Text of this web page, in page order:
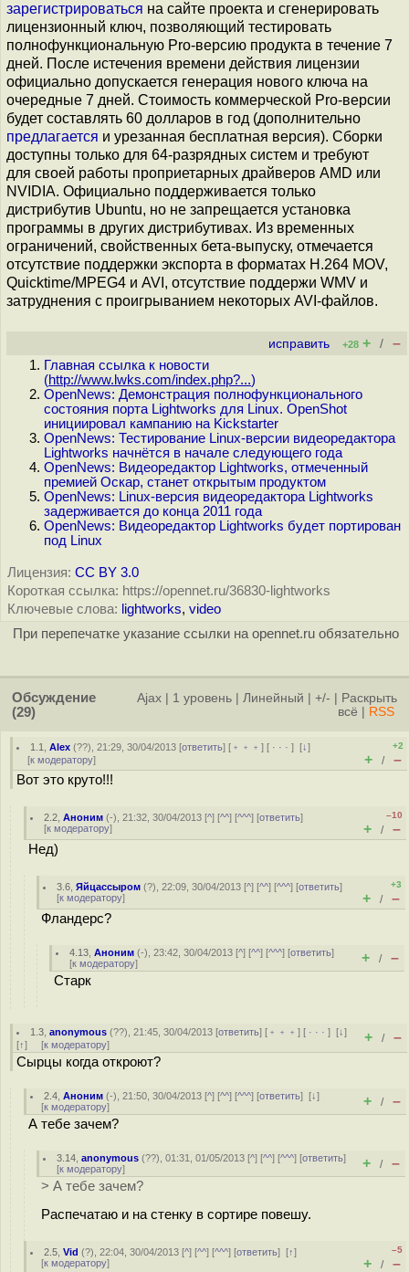
зарегистрироваться на сайте проекта и сгенерировать
лицензионный ключ, позволяющий тестировать
полнофункциональную Pro-версию продукта в течение 7
дней. После истечения времени действия лицензии
официально допускается генерация нового ключа на
очередные 7 дней. Стоимость коммерческой Pro-версии
будет составлять 60 долларов в год (дополнительно
предлагается и урезанная бесплатная версия). Сборки
доступны только для 64-разрядных систем и требуют
для своей работы проприетарных драйверов AMD или
NVIDIA. Официально поддерживается только
дистрибутив Ubuntu, но не запрещается установка
программы в других дистрибутивах. Из временных
ограничений, свойственных бета-выпуску, отмечается
отсутствие поддержки экспорта в форматах H.264 MOV,
Quicktime/MPEG4 и AVI, отсутствие поддержи WMV и
затруднения с проигрыванием некоторых AVI-файлов.
исправить +28 + / –
Главная ссылка к новости
(http://www.lwks.com/index.php?...)
OpenNews: Демонстрация полнофункционального
состояния порта Lightworks для Linux. OpenShot
инициировал кампанию на Kickstarter
OpenNews: Тестирование Linux-версии видеоредактора
Lightworks начнётся в начале следующего года
OpenNews: Видеоредактор Lightworks, отмеченный
премией Оскар, станет открытым продуктом
OpenNews: Linux-версия видеоредактора Lightworks
задерживается до конца 2011 года
OpenNews: Видеоредактор Lightworks будет портирован
под Linux
Лицензия: CC BY 3.0
Короткая ссылка: https://opennet.ru/36830-lightworks
Ключевые слова: lightworks, video
При перепечатке указание ссылки на opennet.ru обязательно
Обсуждение
(29)
Ajax 1 уровень Линейный +/-
Раскрыть
всё
RSS
1.1 ,Alex (??), 21:29, 30/04/2013 [ответить] [ ﹢﹢﹢] [ · · ·][↓]
[к модератору]
+2
+ / –
Вот это круто!!!
2.2 ,Аноним (-), 21:32, 30/04/2013 [^] [^^] [^^^] [ответить]
[к модератору]
–10
+ / –
Нед)
3.6 ,Яйцассыром (?), 22:09, 30/04/2013 [^] [^^] [^^^] [ответить]
[к модератору]
+3
+ / –
Фландерс?
4.13 ,Аноним (-), 23:42, 30/04/2013 [^] [^^] [^^^] [ответить]
[к модератору] + / –
Старк
1.3 ,anonymous (??), 21:45, 30/04/2013 [ответить] [ ﹢﹢﹢] [ · · ·][↓]
[↑] [к модератору] + / –
Сырцы когда откроют?
2.4 ,Аноним (-), 21:50, 30/04/2013 [^] [^^] [^^^] [ответить][↓]
[к модератору] + / –
А тебе зачем?
3.14 ,anonymous (??), 01:31, 01/05/2013 [^] [^^] [^^^] [ответить]
[к модератору] + / –
> А тебе зачем?
Распечатаю и на стенку в сортире повешу.
2.5 ,Vid (?), 22:04, 30/04/2013 [^] [^^] [^^^] [ответить][↑]
[к модератору]
–5
+ / –